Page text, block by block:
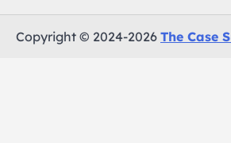
Copyright © 2024-2026 The Case